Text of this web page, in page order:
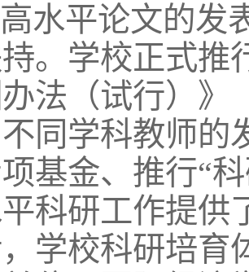
水平论文的发
。学校正式推
法（试行）》
同学科教师的
基金、推行“
科研工作提供
学校科研培育